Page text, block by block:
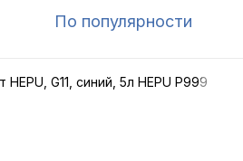
По популярности